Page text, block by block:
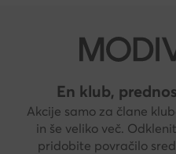
En klub,
Akcije samo za člane
in še veliko več.
pridobite povračilo